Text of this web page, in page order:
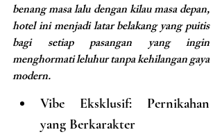
benang masa lalu dengan kilau masa depan,
hotel ini menjadi latar belakang yang puitis
bagi setiap pasangan yang ingin
menghormati leluhur tanpa kehilangan gaya
modern.
Vibe Eksklusif: Pernikahan
yang Berkarakter